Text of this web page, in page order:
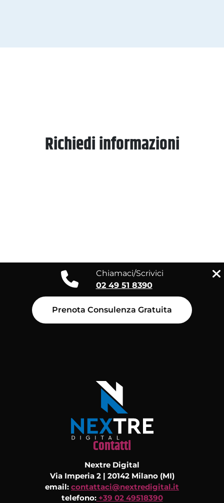
Richiedi informazioni
Chiamaci/Scrivici
02 49 51 8390
Prenota Consulenza Gratuita
Contatti
Nextre Digital
Via Imperia 2 | 20142 Milano (MI)
email: contattaci@nextredigital.it
telefono:+39 02 49518390